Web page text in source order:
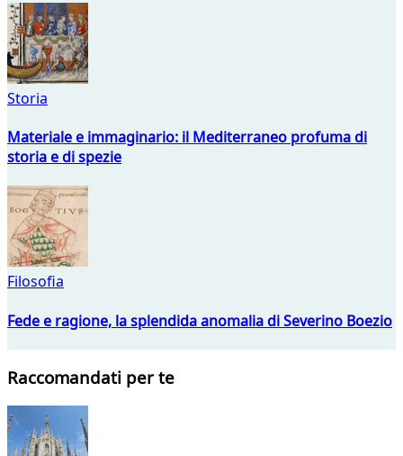
Storia
Materiale e immaginario: il Mediterraneo profuma di
storia e di spezie
Filosofia
Fede e ragione, la splendida anomalia di Severino Boezio
Raccomandati per te